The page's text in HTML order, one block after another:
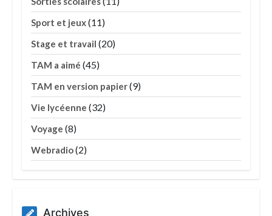
Sport et jeux(11)
Stage et travail (20)
TAM a aimé (45)
TAM en version papier(9)
Vie lycéenne (32)
Voyage (8)
Webradio(2)
Archives